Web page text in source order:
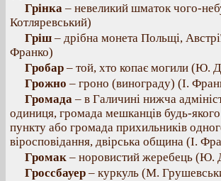
Грінка – невеликий шматок чого-
Котляревський)
Гріш – дрібна монета Польщі,
Франко)
Гробар – той, хто копає могили (Ю.
Грожно – гроно (винограду) (І.
Громада – в Галичині нижча
одиниця, громада мешканців будь-
пункту або громада прихильників
віросповідання, двірська община (І.
Громак – норовистий жеребець (Ю.
Гроссбауер – куркуль (М.